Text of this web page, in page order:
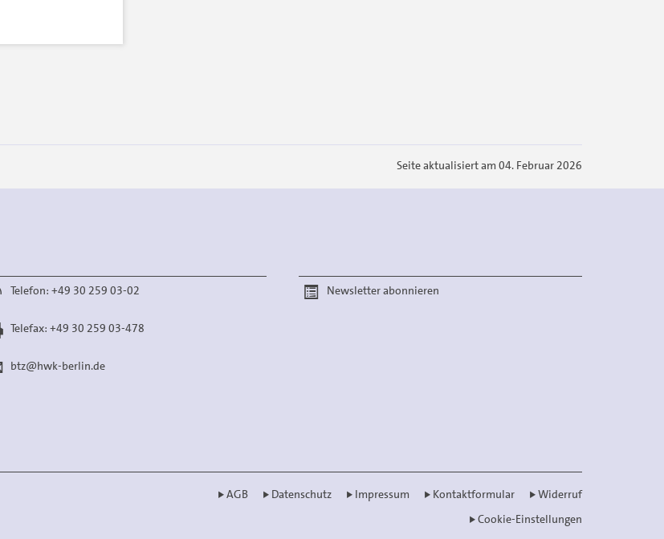
Seite aktualisiert am 04. Februar 2026
Telefon: +49 30 259 03-02
Telefax: +49 30 259 03-478
btz@hwk-berlin.de
Newsletter abonnieren
AGB Datenschutz Impressum Kontaktformular
Widerruf
Cookie-Einstellungen